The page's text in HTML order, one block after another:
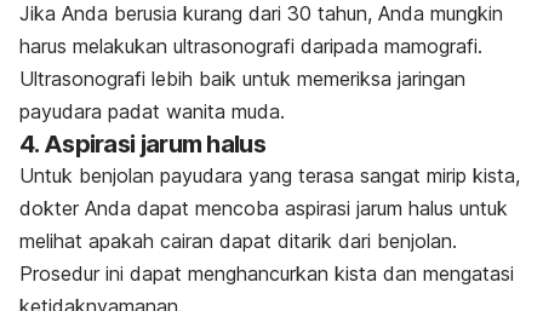
Jika Anda berusia kurang dari 30 tahun, Anda mungkin
harus melakukan ultrasonografi daripada mamografi.
Ultrasonografi lebih baik untuk memeriksa jaringan
payudara padat wanita muda.
4. Aspirasi jarum halus
Untuk benjolan payudara yang terasa sangat mirip kista,
dokter Anda dapat mencoba aspirasi jarum halus untuk
melihat apakah cairan dapat ditarik dari benjolan.
Prosedur ini dapat menghancurkan kista dan mengatasi